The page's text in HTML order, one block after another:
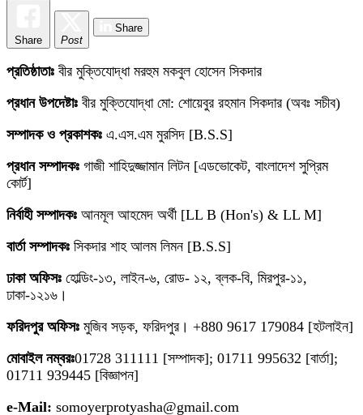
Share Post
Share
প্রতিষ্ঠাতাঃ বীর মুক্তিযোদ্ধা মরহুম মকবুল হোসেন সিকদার
প্রধান উপদেষ্টাঃ বীর মুক্তিযোদ্ধা মো: শোয়েবুর রহমান সিকদার (অবঃ সচীব)
সম্পাদক ও প্রকাশকঃ এ.এস.এম মুরসিদ [B.S.S]
প্রধান সম্পাদকঃ গাজী শাহিদুজ্জামান লিটন [এডভোকেট, বাংলাদেশ সুপ্রিম
কোর্ট]
নির্বাহী সম্পাদকঃ আনমূল আহমেদ অর্থী [LL B (Hon's) & LL M]
বার্তা সম্পাদকঃ সিকদার শাহ আলম লিমন [B.S.S]
ঢাকা অফিসঃ হোল্ডিং-১৩, লাইন-৬, রোড- ১২, ব্লক-বি, মিরপুর-১১,
ঢাকা-১২১৬।
ফরিদপুর অফিসঃ মুজিব সড়ক, ফরিদপুর। +880 9617 179084 [হটলাইন]
মোবাইল নম্বরঃ01728 311111 [সম্পাদক]; 01711 995632 [বার্তা];
01711 939445 [বিজ্ঞাপন]
e-Mail: somoyerprotyasha@gmail.com